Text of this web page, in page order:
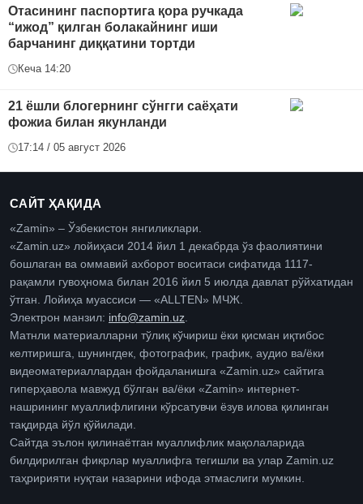
Отасининг паспортига қора ручкада
“ижод” қилган болакайнинг иши
барчанинг диққатини тортди
Кеча 14:20
21 ёшли блогернинг сўнгги саёҳати
фожиа билан якунланди
17:14 / 05 август 2026
САЙТ ҲАҚИДА
«Zamin» – Ўзбекистон янгиликлари.
«Zamin.uz» лойиҳаси 2014 йил 1 декабрда ўз фаолиятини
бошлаган ва оммавий ахборот воситаси сифатида 1117-
рақамли гувоҳнома билан 2016 йил 5 июлда давлат рўйхатидан
ўтган. Лойиҳа муассиси — «ALLTEN» МЧЖ.
Электрон манзил: info@zamin.uz.
Матнли материалларни тўлиқ кўчириш ёки қисман иқтибос
келтиришга, шунингдек, фотографик, график, аудио ва/ёки
видеоматериаллардан фойдаланишга «Zamin.uz» сайтига
гиперҳавола мавжуд бўлган ва/ёки «Zamin» интернет-
нашрининг муаллифлигини кўрсатувчи ёзув илова қилинган
тақдирда йўл қўйилади.
Сайтда эълон қилинаётган муаллифлик мақолаларида
билдирилган фикрлар муаллифга тегишли ва улар Zamin.uz
таҳририяти нуқтаи назарини ифода этмаслиги мумкин.